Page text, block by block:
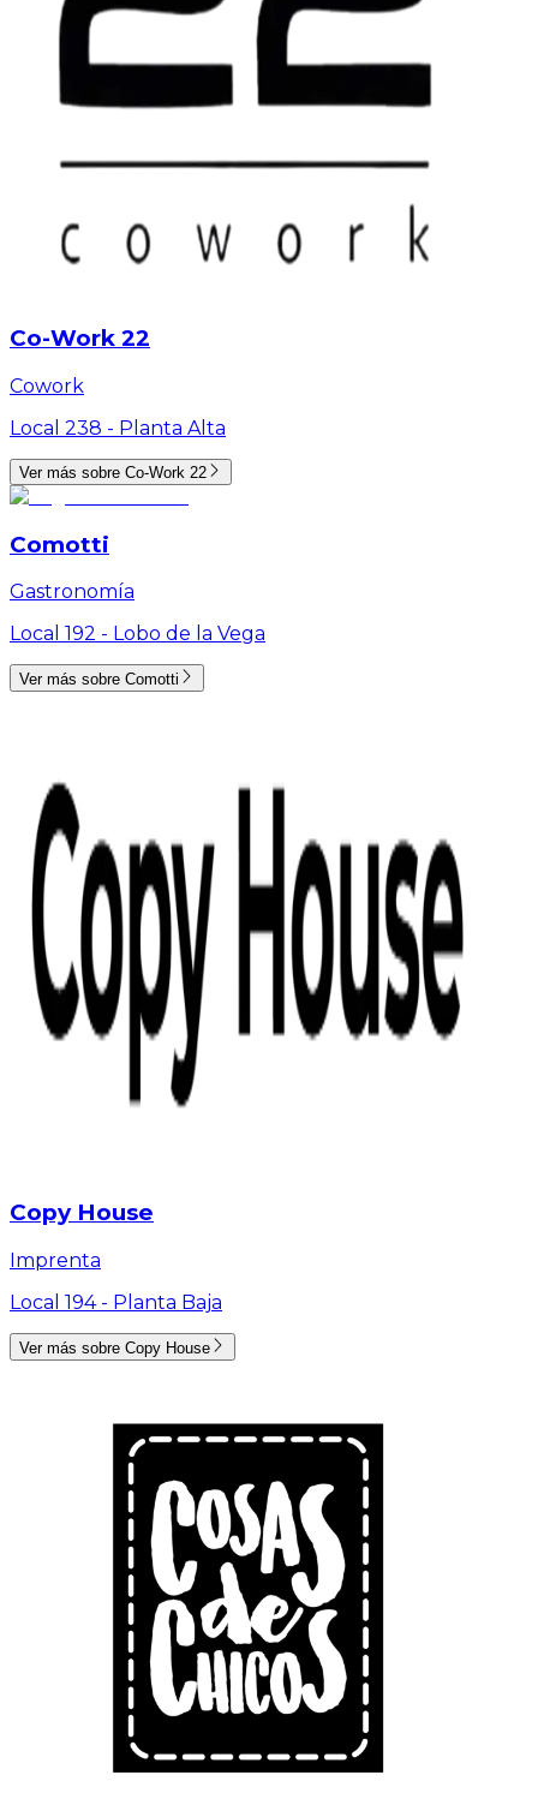
Co-Work 22
Cowork
Local 238 - Planta Alta
Ver más sobre Co-Work 22
Comotti
Gastronomía
Local 192 - Lobo de la Vega
Ver más sobre Comotti
Copy House
Imprenta
Local 194 - Planta Baja
Ver más sobre Copy House